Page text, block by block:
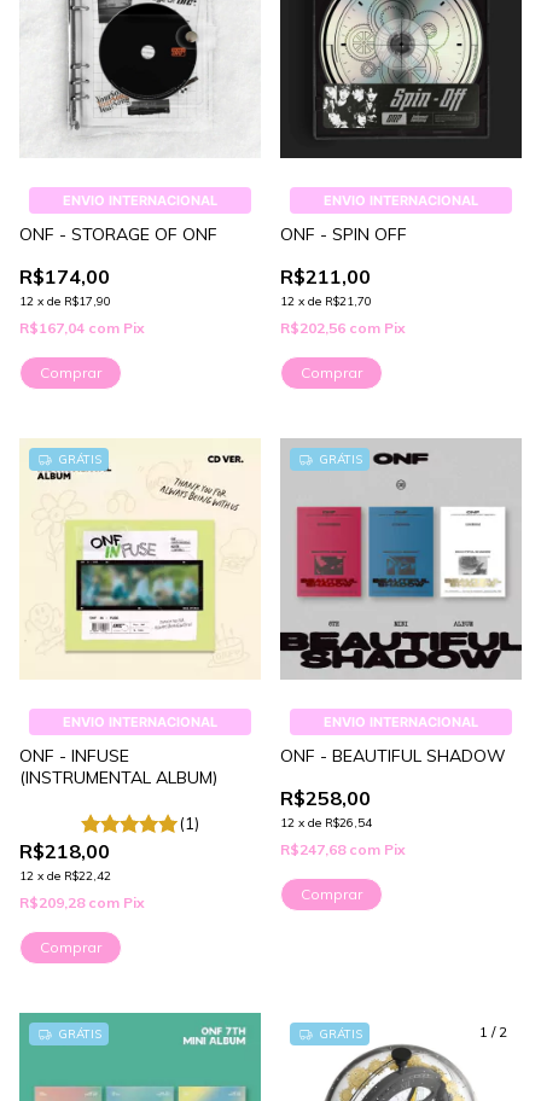
ENVIO INTERNACIONAL
ONF - STORAGE OF ONF
R$174,00
12 x de R$17,90
R$167,04 com Pix
Comprar
ENVIO INTERNACIONAL
ONF - SPIN OFF
R$211,00
12 x de R$21,70
R$202,56 com Pix
Comprar
GRÁTIS
ENVIO INTERNACIONAL
ONF - INFUSE
(INSTRUMENTAL ALBUM)
(1)
R$218,00
12 x de R$22,42
R$209,28 com Pix
GRÁTIS
ENVIO INTERNACIONAL
ONF - BEAUTIFUL SHADOW
R$258,00
12 x de R$26,54
R$247,68 com Pix
Comprar
GRÁTIS 1 / 2
GRÁTIS